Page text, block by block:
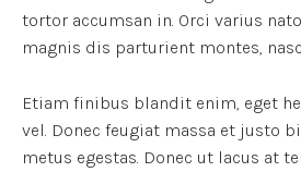
tortor accumsan in. Orci varius
magnis dis parturient montes,
Etiam finibus blandit enim, eget
vel. Donec feugiat massa et justo
metus egestas. Donec ut lacus at